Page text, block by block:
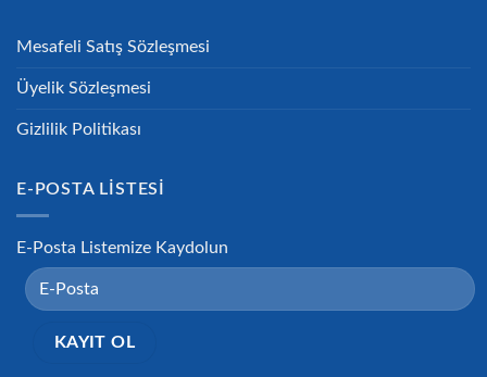
Mesafeli Satış Sözleşmesi
Üyelik Sözleşmesi
Gizlilik Politikası
E-POSTA LISTESI
E-Posta Listemize Kaydolun